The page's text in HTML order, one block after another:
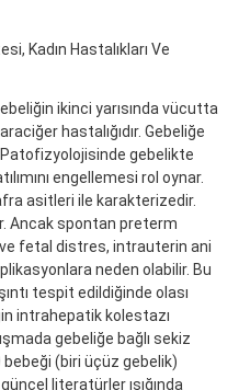
Kadın Hastalıkları Ve
ikinci yarısında vücutta
hastalığıdır. Gebeliğe
Patofizyolojisinde gebelikte
engellemesi rol oynar.
asitleri ile karakterizedir.
Ancak spontan preterm
fetal distres, intrauterin ani
neden olabilir. Bu
tespit edildiğinde olası
intrahepatik kolestazı
gebeliğe bağlı sekiz
(biri üçüz gebelik)
literatürler ışığında